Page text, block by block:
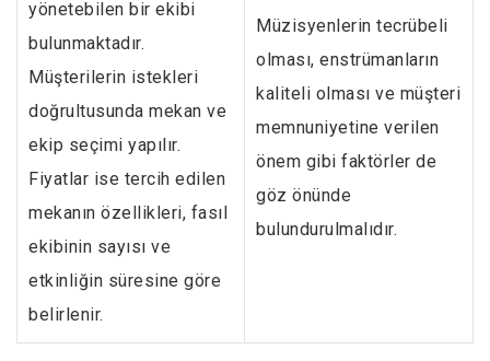
yönetebilen bir ekibi
bulunmaktadır.
Müşterilerin istekleri
doğrultusunda mekan ve
ekip seçimi yapılır.
Fiyatlar ise tercih edilen
mekanın özellikleri, fasıl
ekibinin sayısı ve
etkinliğin süresine göre
belirlenir.
Müzisyenlerin tecrübeli
olması, enstrümanların
kaliteli olması ve müşteri
memnuniyetine verilen
önem gibi faktörler de
göz önünde
bulundurulmalıdır.